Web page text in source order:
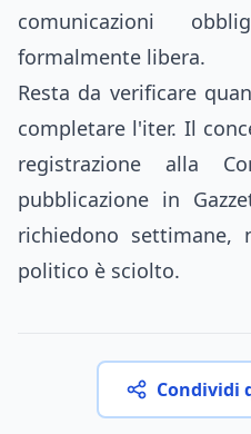
comunicazioni
formalmente libera.
Resta da verificare
completare l'iter. Il
registrazione alla
pubblicazione in
richiedono
politico è sciolto.
Condividi